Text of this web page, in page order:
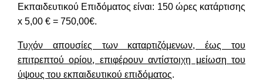
Εκπαιδευτικού Επιδόματος είναι: 150 ώρες κατάρτισης
x 5,00 € = 750,00€.
Τυχόν απουσίες των καταρτιζόμενων, έως του
επιτρεπτού ορίου, επιφέρουν αντίστοιχη μείωση του
ύψους του εκπαιδευτικού επιδόματος.